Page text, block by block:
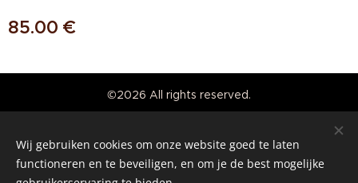
85.00 €
©2026 All rights reserved.
Cookies
Wij gebruiken cookies om onze website goed te laten
functioneren en te beveiligen, en om je de best mogelijke